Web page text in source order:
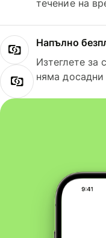
течение на
Напълно
Изтеглете за
няма